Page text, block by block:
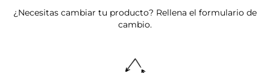
¿Necesitas cambiar tu producto? Rellena el formulario de
cambio.